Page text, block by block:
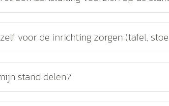
voor de inrichting zorgen (tafel,
stand delen?